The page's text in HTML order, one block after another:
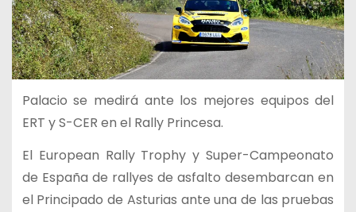
Palacio se medirá ante los mejores equipos del
ERT y S-CER en el Rally Princesa.
El European Rally Trophy y Super-Campeonato
de España de rallyes de asfalto desembarcan en
el Principado de Asturias ante una de las pruebas